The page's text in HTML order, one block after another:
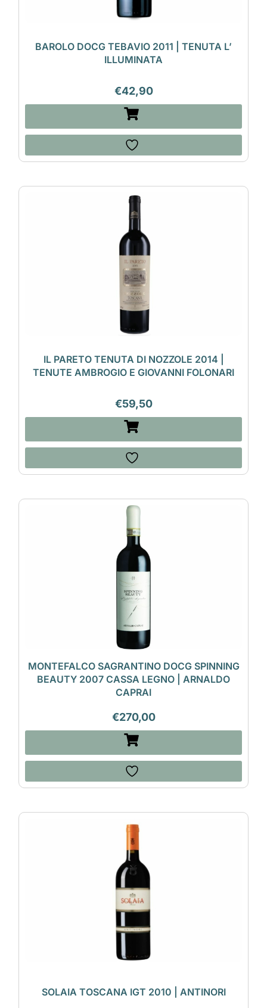
BAROLO DOCG TEBAVIO 2011 | TENUTA L’
ILLUMINATA
€42,90
IL PARETO TENUTA DI NOZZOLE 2014 |
TENUTE AMBROGIO E GIOVANNI FOLONARI
€59,50
MONTEFALCO SAGRANTINO DOCG SPINNING
BEAUTY 2007 CASSA LEGNO | ARNALDO
CAPRAI
€270,00
SOLAIA TOSCANA IGT 2010 | ANTINORI